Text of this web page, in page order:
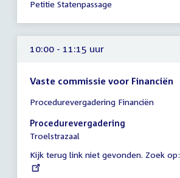
Petitie Statenpassage
10:00 - 11:15 uur
Vaste commissie voor Financiën
vergadering
10:00
-
uur
Procedurevergadering Financiën
Procedurevergadering
Troelstrazaal
Kijk terug link niet gevonden. Zoek op: